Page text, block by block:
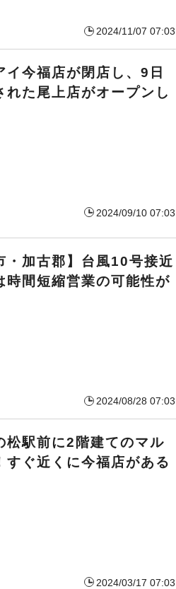
2024/11/07 07:03
イ今福店が閉店し、9日
れた尾上店がオープンし
2024/09/10 07:03
・加古郡】台風10号接近
時間短縮営業の可能性が
2024/08/28 07:03
松駅前に2階建てのマル
すぐ近くに今福店がある
2024/03/17 07:03